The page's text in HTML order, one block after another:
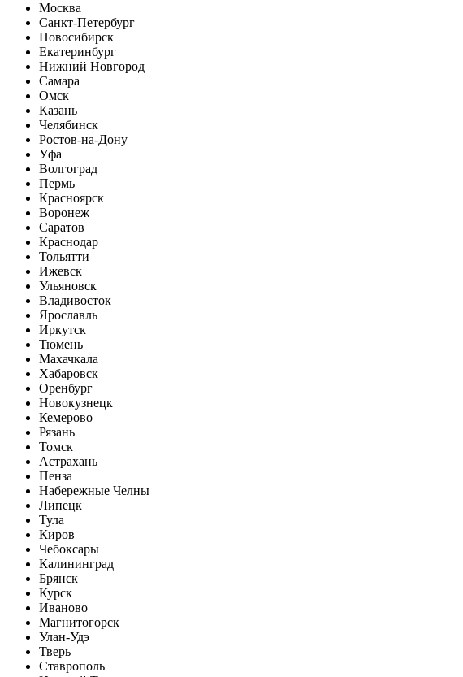
Москва
Санкт-Петербург
Новосибирск
Екатеринбург
Нижний Новгород
Самара
Омск
Казань
Челябинск
Ростов-на-Дону
Уфа
Волгоград
Пермь
Красноярск
Воронеж
Саратов
Краснодар
Тольятти
Ижевск
Ульяновск
Владивосток
Ярославль
Иркутск
Тюмень
Махачкала
Хабаровск
Оренбург
Новокузнецк
Кемерово
Рязань
Томск
Астрахань
Пенза
Набережные Челны
Липецк
Тула
Киров
Чебоксары
Калининград
Брянск
Курск
Иваново
Магнитогорск
Улан-Удэ
Тверь
Ставрополь